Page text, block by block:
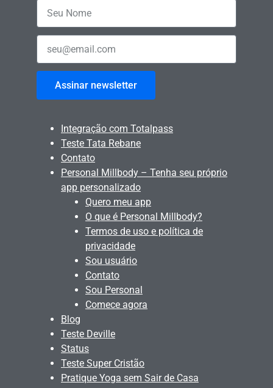
Assinar newsletter
Integração com Totalpass
Teste Tata Rebane
Contato
Personal Millbody – Tenha seu próprio
app personalizado
Quero meu app
O que é Personal Millbody?
Termos de uso e política de
privacidade
Sou usuário
Contato
Sou Personal
Comece agora
Blog
Teste Deville
Status
Teste Super Cristão
Pratique Yoga sem Sair de Casa